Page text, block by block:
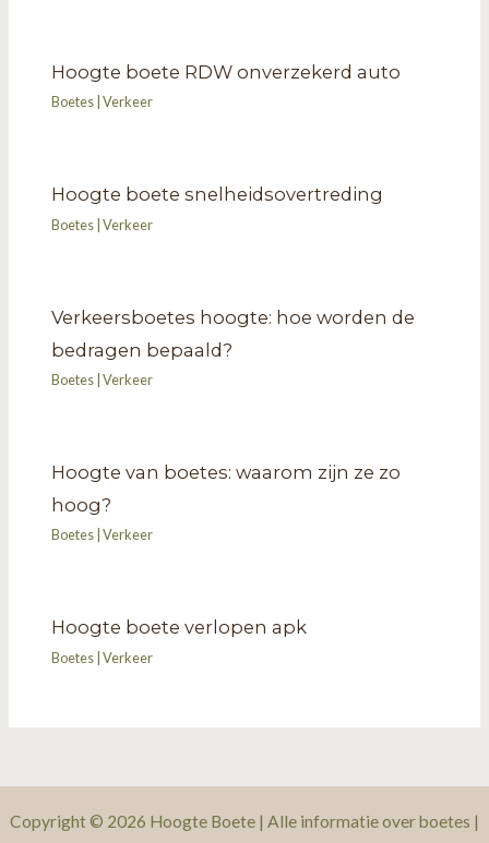
Hoogte boete RDW onverzekerd auto
Boetes |Verkeer
Hoogte boete snelheidsovertreding
Boetes|Verkeer
Verkeersboetes hoogte: hoe worden de
bedragen bepaald?
Boetes |Verkeer
Hoogte van boetes: waarom zijn ze zo
hoog?
Boetes |Verkeer
Hoogte boete verlopen apk
Boetes |Verkeer
Copyright © 2026 Hoogte Boete | Alle informatie over boetes |